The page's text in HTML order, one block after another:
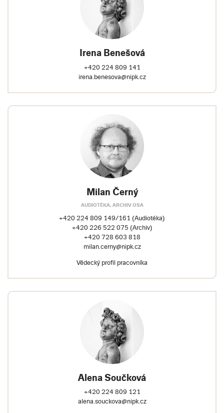
Irena Benešová
+420 224 809 141
irena.benesova@nipk.cz
Milan Černý
AUDIOTÉKA, ARCHIV OSA
+420 224 809 149/161 (Audiotéka)
+420 226 522 075 (Archiv)
+420 728 603 818
milan.cerny@nipk.cz
Vědecký profil pracovníka
Alena Součková
+420 224 809 121
alena.souckova@nipk.cz